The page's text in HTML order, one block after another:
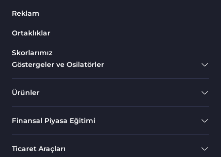
Göstergeleri
Bantlar ve Kanallar MT4
Göstergeleri
Kurumsal Hisse Piyasası MT4
MT4 için Hareketli Göstergeleri
Scalping MT4 Göstergeleri
Göstergeleri
Reklam
Ortaklıklar
Skorlarımız
Göstergeler ve Osilatörler
Ürünler
Finansal Piyasa Eğitimi
Ticaret Araçları